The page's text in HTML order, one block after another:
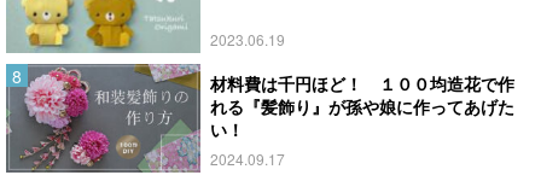
2023.06.19
材料費は千円ほど！ １００均造花で作
れる『髪飾り』が孫や娘に作ってあげた
い！
2024.09.17